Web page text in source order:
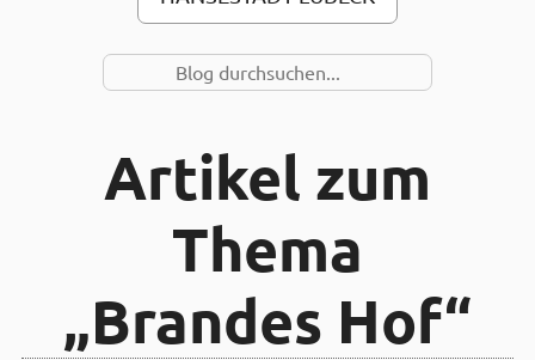
SUCHE NACH…
Artikel zum
Thema
„Brandes Hof“